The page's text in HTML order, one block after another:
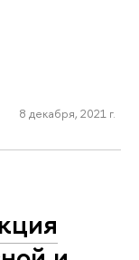
8 декабря, 2021 г.